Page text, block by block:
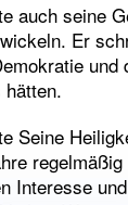
auch seine
Er
hätten.
Seine
Interesse